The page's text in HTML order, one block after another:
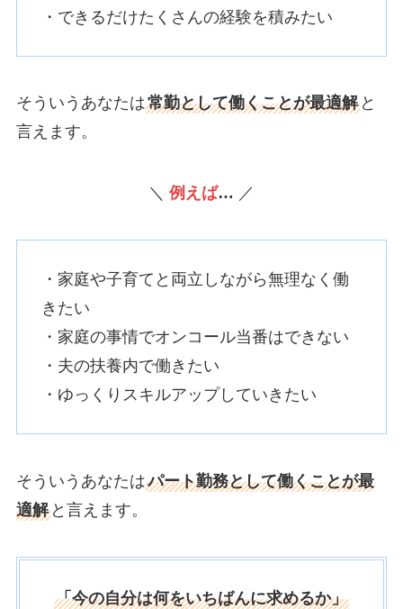
・できるだけたくさんの経験を積みたい
そういうあなたは常勤として働くことが最適解と
言えます。
＼ 例えば… ／
・家庭や子育てと両立しながら無理なく働
きたい
・家庭の事情でオンコール当番はできない
・夫の扶養内で働きたい
・ゆっくりスキルアップしていきたい
そういうあなたはパート勤務として働くことが最
適解と言えます。
「今の自分は何をいちばんに求めるか」